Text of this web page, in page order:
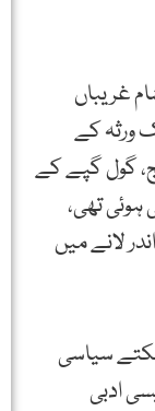
غریباں
ورثہ کے
گول گپے کے
ہوئی تھی،
لانے میں
سیاسی
ادبی